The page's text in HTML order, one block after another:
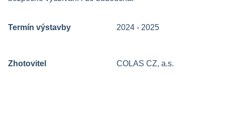
Termín výstavby 2024 - 2025
Zhotovitel COLAS CZ, a.s.